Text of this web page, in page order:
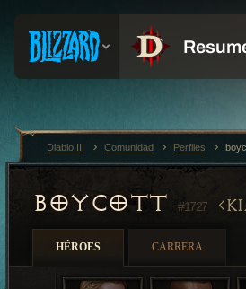
BOYCOTT #1727
HÉROES CARRERA
Diablo III Comunidad Perfiles